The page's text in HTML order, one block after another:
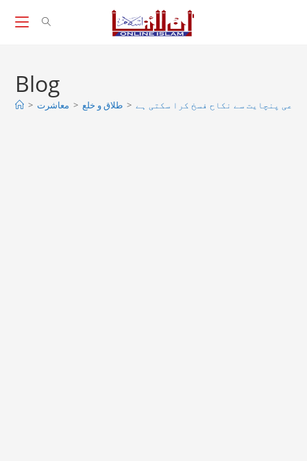
Blog
> معاشرت > طلاق و خلع > شرعی پنچایت سے نکاح فسخ کرا سکتی ہے